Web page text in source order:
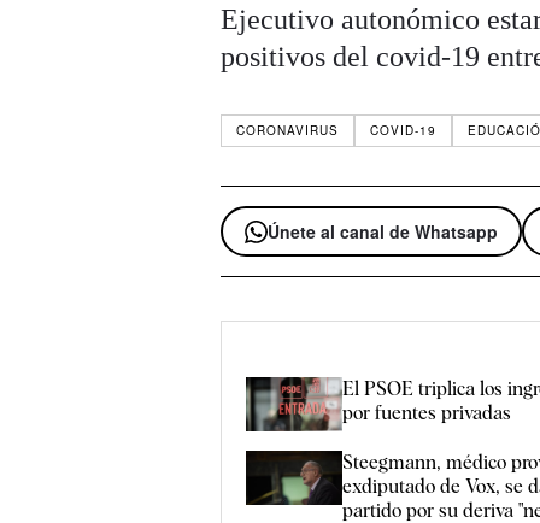
Ejecutivo autonómico
positivos del covid-19
CORONAVIRUS COVID-19
Únete al canal de Whatsapp
El PSOE triplica los
por fuentes privadas
Steegmann, médico
exdiputado de Vox, se
partido por su deriva